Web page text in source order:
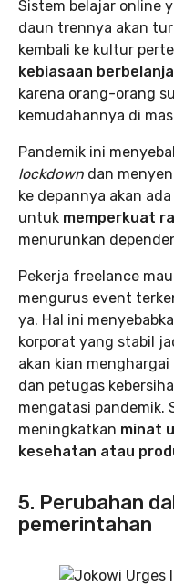
Sistem belajar online
daun trennya akan
kembali ke kultur
kebiasaan
karena orang-orang
kemudahannya di
Pandemik ini
lockdown dan
ke depannya akan
untuk memperkuat
menurunkan
Pekerja freelance
mengurus event
ya. Hal ini
korporat yang stabil
akan kian
dan petugas
mengatasi pandemik.
meningkatkan minat
kesehatan atau
5. Perubahan
pemerintahan